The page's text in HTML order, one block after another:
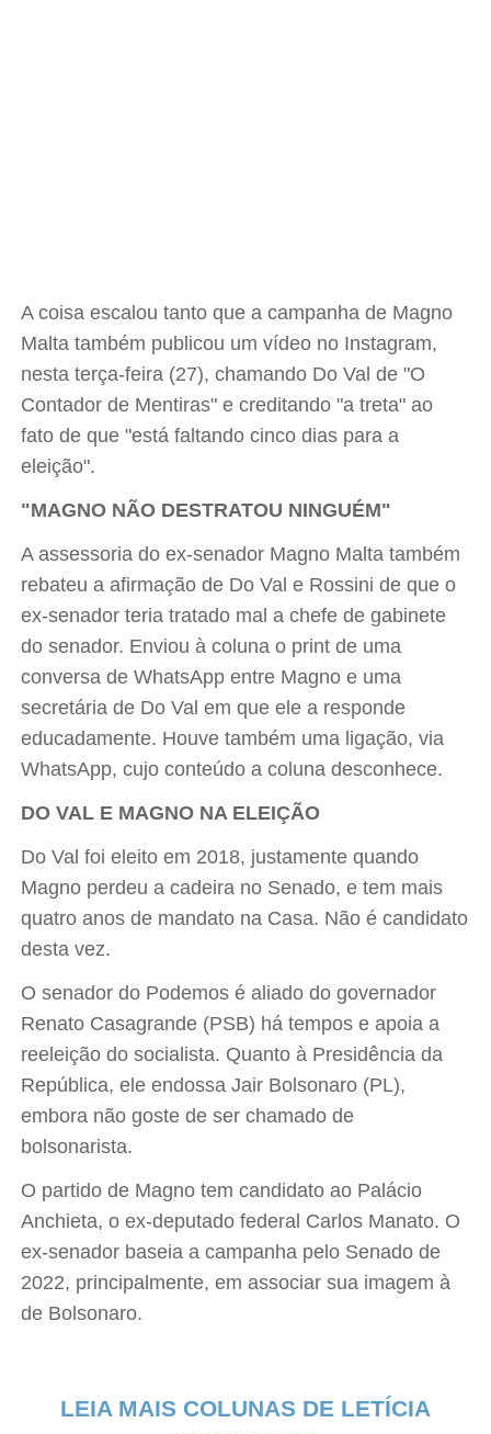
A coisa escalou tanto que a campanha de Magno
Malta também publicou um vídeo no Instagram,
nesta terça-feira (27), chamando Do Val de "O
Contador de Mentiras" e creditando "a treta" ao
fato de que "está faltando cinco dias para a
eleição".
"MAGNO NÃO DESTRATOU NINGUÉM"
A assessoria do ex-senador Magno Malta também
rebateu a afirmação de Do Val e Rossini de que o
ex-senador teria tratado mal a chefe de gabinete
do senador. Enviou à coluna o print de uma
conversa de WhatsApp entre Magno e uma
secretária de Do Val em que ele a responde
educadamente. Houve também uma ligação, via
WhatsApp, cujo conteúdo a coluna desconhece.
DO VAL E MAGNO NA ELEIÇÃO
Do Val foi eleito em 2018, justamente quando
Magno perdeu a cadeira no Senado, e tem mais
quatro anos de mandato na Casa. Não é candidato
desta vez.
O senador do Podemos é aliado do governador
Renato Casagrande (PSB) há tempos e apoia a
reeleição do socialista. Quanto à Presidência da
República, ele endossa Jair Bolsonaro (PL),
embora não goste de ser chamado de
bolsonarista.
O partido de Magno tem candidato ao Palácio
Anchieta, o ex-deputado federal Carlos Manato. O
ex-senador baseia a campanha pelo Senado de
2022, principalmente, em associar sua imagem à
de Bolsonaro.
LEIA MAIS COLUNAS DE LETÍCIA